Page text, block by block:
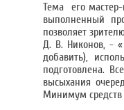
Тема его
выполненный
позволяет
Д. В. Никонов, -
добавить),
подготовлена.
высыхания
Минимум средств